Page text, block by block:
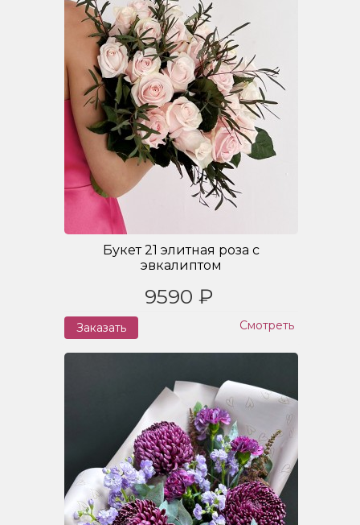
Букет 21 элитная роза с
эвкалиптом
9590 ₽
Заказать Смотреть